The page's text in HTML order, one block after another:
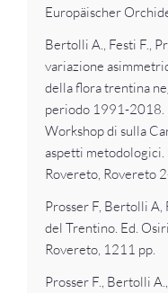
Europäischer
Bertolli A., Festi F.,
variazione
della flora trentina
periodo 1991-2018.
Workshop di sulla
aspetti metodologici.
Rovereto, Rovereto
Prosser F, Bertolli A,
del Trentino. Ed.
Rovereto, 1211 pp.
Prosser F., Bertolli